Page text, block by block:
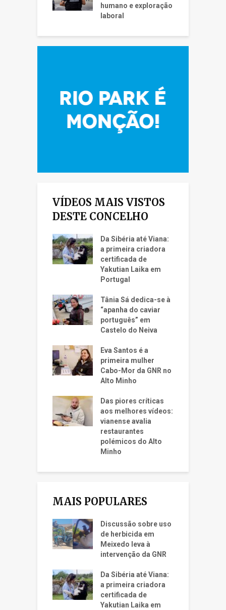
humano e exploração
laboral
VÍDEOS MAIS VISTOS
DESTE CONCELHO
Da Sibéria até Viana:
a primeira criadora
certificada de
Yakutian Laika em
Portugal
Tânia Sá dedica-se à
“apanha do caviar
português” em
Castelo do Neiva
Eva Santos é a
primeira mulher
Cabo-Mor da GNR no
Alto Minho
Das piores críticas
aos melhores vídeos:
vianense avalia
restaurantes
polémicos do Alto
Minho
MAIS POPULARES
Discussão sobre uso
de herbicida em
Meixedo leva à
intervenção da GNR
Da Sibéria até Viana:
a primeira criadora
certificada de
Yakutian Laika em